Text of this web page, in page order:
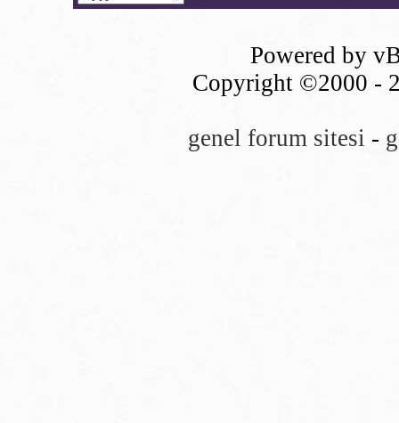
Powered by
Copyright ©2000 -
genel forum sitesi -